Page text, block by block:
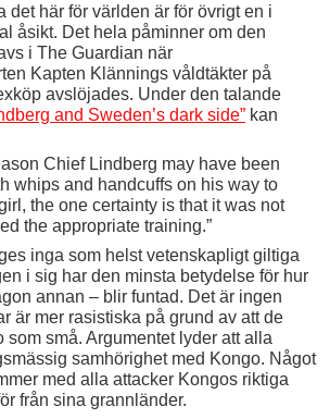
det här för världen är för övrigt en i
åsikt. Det hela påminner om den
i The Guardian när
Kapten Klännings våldtäkter på
avslöjades. Under den talande
and Sweden’s dark side” kan
Chief Lindberg may have been
whips and handcuffs on his way to
the one certainty is that it was not
the appropriate training.”
inga som helst vetenskapligt giltiga
i sig har den minsta betydelse för hur
annan – blir funtad. Det är ingen
är mer rasistiska på grund av att de
som små. Argumentet lyder att alla
samhörighet med Kongo. Något
med alla attacker Kongos riktiga
från sina grannländer.